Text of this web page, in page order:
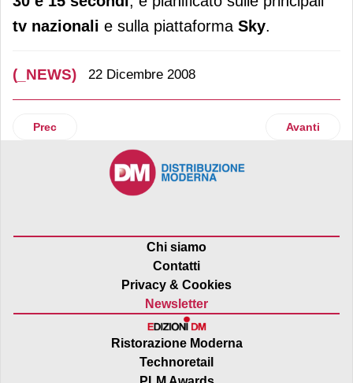
tv nazionali e sulla piattaforma Sky.
(_NEWS) 22 Dicembre 2008
Articolo precedente: Consumi
Prec Articolo
Avanti
Chi siamo
Contatti
Privacy & Cookies
Newsletter
Ristorazione Moderna
Technoretail